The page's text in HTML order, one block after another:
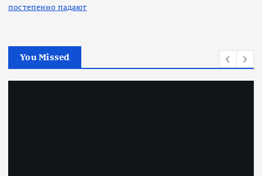
постепенно падают
You Missed